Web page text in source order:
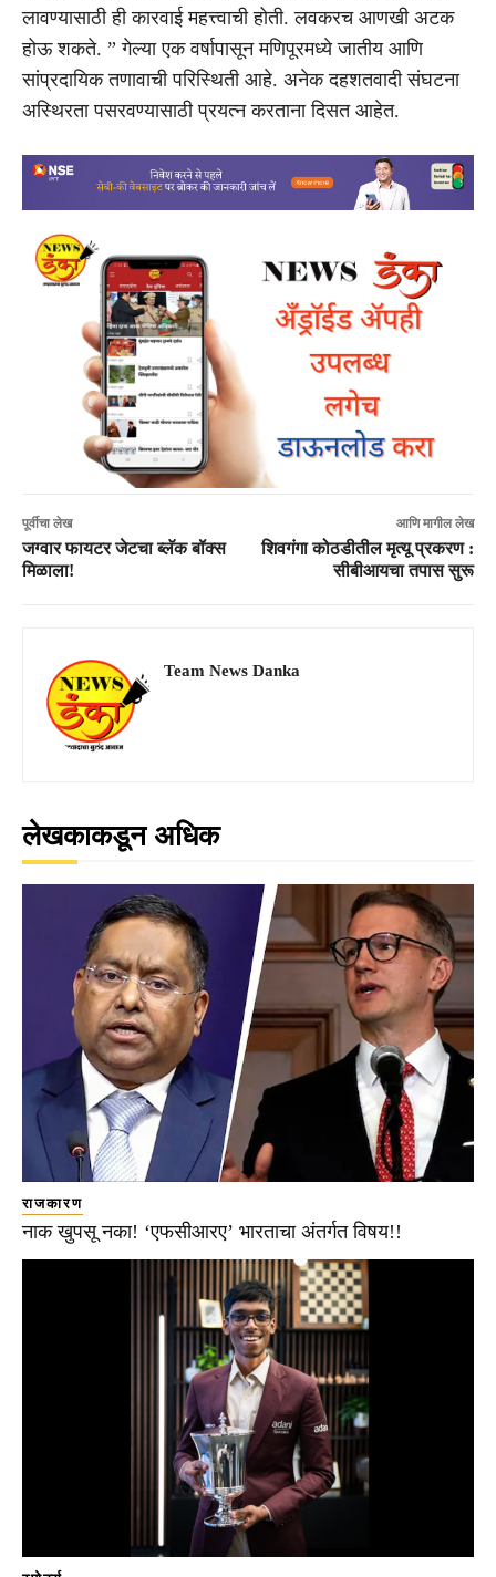
लावण्यासाठी ही कारवाई महत्त्वाची होती. लवकरच आणखी अटक
होऊ शकते. ” गेल्या एक वर्षापासून मणिपूरमध्ये जातीय आणि
सांप्रदायिक तणावाची परिस्थिती आहे. अनेक दहशतवादी संघटना
अस्थिरता पसरवण्यासाठी प्रयत्न करताना दिसत आहेत.
पूर्वीचा लेख
जग्वार फायटर जेटचा ब्लॅक बॉक्स
मिळाला!
आणि मागील लेख
शिवगंगा कोठडीतील मृत्यू प्रकरण :
सीबीआयचा तपास सुरू
Team News Danka
लेखकाकडून अधिक
राजकारण
नाक खुपसू नका! ‘एफसीआरए’ भारताचा अंतर्गत विषय!!